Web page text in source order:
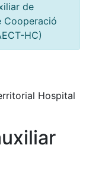
de
Cooperació
HC)
Hospital